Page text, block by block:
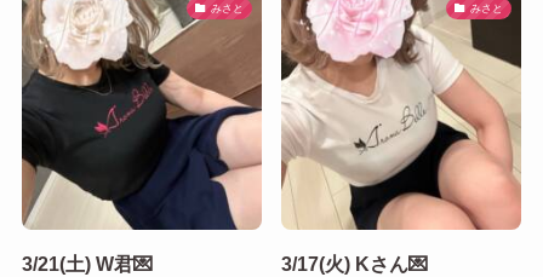
みさと
3/21(土) W君💌
みさと
3/17(火) Kさん💌